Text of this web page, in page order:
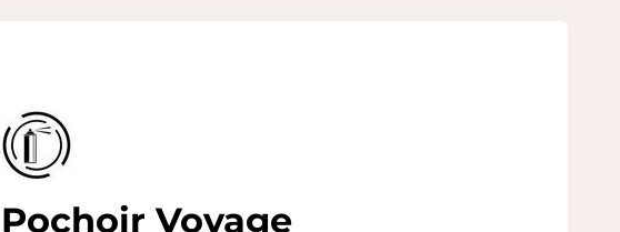
Pochoir Voyage